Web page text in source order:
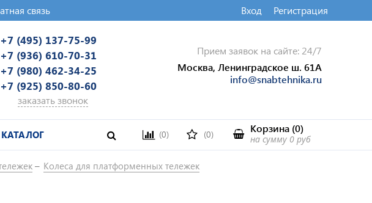
связь Вход Регистрация
+7 (495) 137-75-99
+7 (936) 610-70-31
+7 (980) 462-34-25
+7 (925) 850-80-60
заказать звонок
Прием заявок на сайте: 24/7
Москва, Ленинградское ш. 61А
info@snabtehnika.ru
КАТАЛОГ (0) (0) Корзина(0)
на сумму 0 руб
Колеса для платформенных тележек